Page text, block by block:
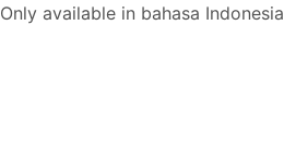
Only available in bahasa Indonesia